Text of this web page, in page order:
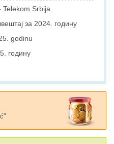
Srbija
за 2024. годину
godinu
годину